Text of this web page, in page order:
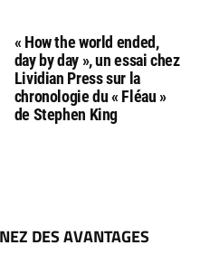
« How the world ended,
day by day », un essai chez
Lividian Press sur la
chronologie du « Fléau »
de Stephen King
DES AVANTAGES